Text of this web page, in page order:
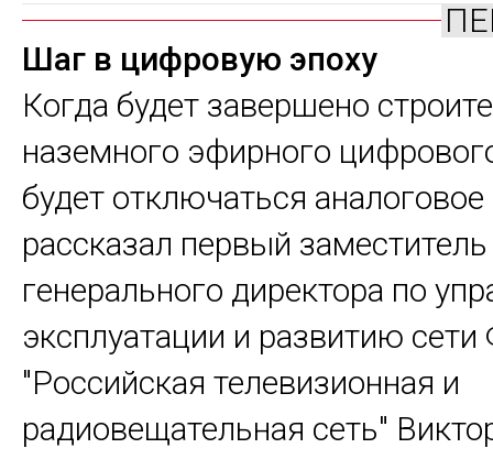
Шаг в цифровую эпоху
Когда будет завершено
наземного эфирного
будет отключаться
рассказал первый заместитель
генерального директора по
эксплуатации и развитию
"Российская телевизионная и
радиовещательная сеть"